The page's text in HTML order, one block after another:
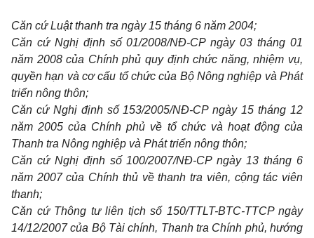
Căn cứ Luật thanh tra ngày 15 tháng 6 năm 2004;
Căn cứ Nghị định số 01/2008/NĐ-CP ngày 03 tháng 01
năm 2008 của Chính phủ quy định chức năng, nhiệm vụ,
quyền hạn và cơ cấu tổ chức của Bộ Nông nghiệp và Phát
triển nông thôn;
Căn cứ Nghị định số 153/2005/NĐ-CP ngày 15 tháng 12
năm 2005 của Chính phủ về tổ chức và hoạt động của
Thanh tra Nông nghiệp và Phát triển nông thôn;
Căn cứ Nghị định số 100/2007/NĐ-CP ngày 13 tháng 6
năm 2007 của Chính thủ về thanh tra viên, cộng tác viên
thanh;
Căn cứ Thông tư liên tịch số 150/TTLT-BTC-TTCP ngày
14/12/2007 của Bộ Tài chính, Thanh tra Chính phủ, hướng